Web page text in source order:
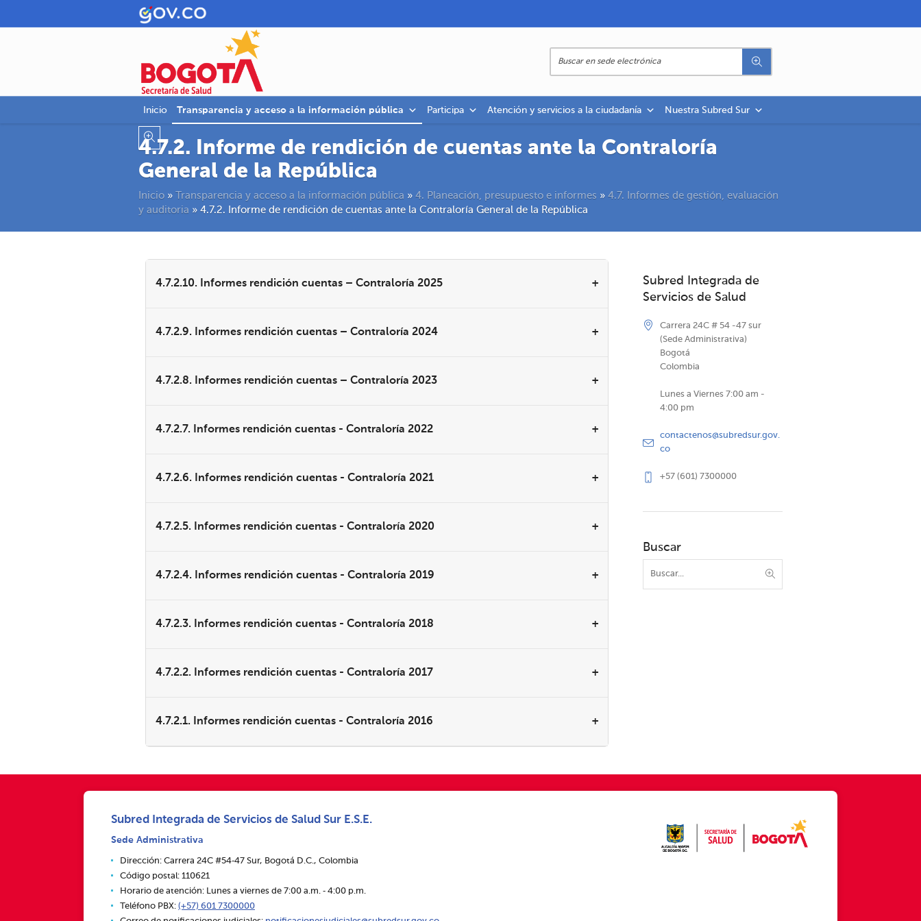
Inicio Transparencia y acceso a la información pública Participa Atención y servicios a la ciudadanía Nuestra Subred Sur
4.7.2. Informe de rendición de cuentas ante la Contraloría
General de la República
Inicio » Transparencia y acceso a la información pública » 4. Planeación, presupuesto e informes » 4.7. Informes de gestión, evaluación
y auditoria » 4.7.2. Informe de rendición de cuentas ante la Contraloría General de la República
4.7.2.10. Informes rendición cuentas – Contraloría 2025
4.7.2.9. Informes rendición cuentas – Contraloría 2024
4.7.2.8. Informes rendición cuentas – Contraloría 2023
4.7.2.7. Informes rendición cuentas - Contraloría 2022
4.7.2.6. Informes rendición cuentas - Contraloría 2021
4.7.2.5. Informes rendición cuentas - Contraloría 2020
4.7.2.4. Informes rendición cuentas - Contraloría 2019
4.7.2.3. Informes rendición cuentas - Contraloría 2018
4.7.2.2. Informes rendición cuentas - Contraloría 2017
4.7.2.1. Informes rendición cuentas - Contraloría 2016
Subred Integrada de
Servicios de Salud
Carrera 24C # 54 -47 sur
(Sede Administrativa)
Bogotá
Colombia
Lunes a Viernes 7:00 am -
4:00 pm
contactenos@subredsur.gov.
co
+57 (601) 7300000
Buscar
Subred Integrada de Servicios de Salud Sur E.S.E.
Sede Administrativa
Dirección: Carrera 24C #54‑47 Sur, Bogotá D.C., Colombia
Código postal: 110621
Horario de atención: Lunes a viernes de 7:00 a.m. ‑ 4:00 p.m.
Teléfono PBX: (+57) 601 7300000